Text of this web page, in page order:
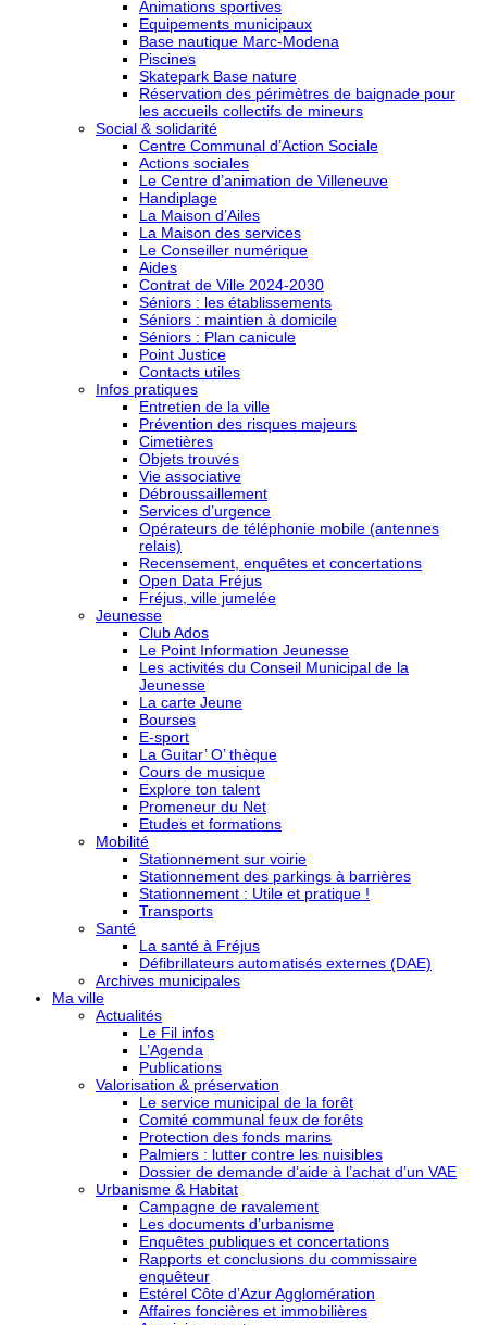
Animations sportives
Equipements municipaux
Base nautique Marc-Modena
Piscines
Skatepark Base nature
Réservation des périmètres de baignade pour
les accueils collectifs de mineurs
Social & solidarité
Centre Communal d’Action Sociale
Actions sociales
Le Centre d’animation de Villeneuve
Handiplage
La Maison d’Ailes
La Maison des services
Le Conseiller numérique
Aides
Contrat de Ville 2024-2030
Séniors : les établissements
Séniors : maintien à domicile
Séniors : Plan canicule
Point Justice
Contacts utiles
Infos pratiques
Entretien de la ville
Prévention des risques majeurs
Cimetières
Objets trouvés
Vie associative
Débroussaillement
Services d’urgence
Opérateurs de téléphonie mobile (antennes
relais)
Recensement, enquêtes et concertations
Open Data Fréjus
Fréjus, ville jumelée
Jeunesse
Club Ados
Le Point Information Jeunesse
Les activités du Conseil Municipal de la
Jeunesse
La carte Jeune
Bourses
E-sport
La Guitar’ O’ thèque
Cours de musique
Explore ton talent
Promeneur du Net
Etudes et formations
Mobilité
Stationnement sur voirie
Stationnement des parkings à barrières
Stationnement : Utile et pratique !
Transports
Santé
La santé à Fréjus
Défibrillateurs automatisés externes (DAE)
Archives municipales
Ma ville
Actualités
Le Fil infos
L’Agenda
Publications
Valorisation & préservation
Le service municipal de la forêt
Comité communal feux de forêts
Protection des fonds marins
Palmiers : lutter contre les nuisibles
Dossier de demande d’aide à l’achat d’un VAE
Urbanisme & Habitat
Campagne de ravalement
Les documents d’urbanisme
Enquêtes publiques et concertations
Rapports et conclusions du commissaire
enquêteur
Estérel Côte d’Azur Agglomération
Affaires foncières et immobilières